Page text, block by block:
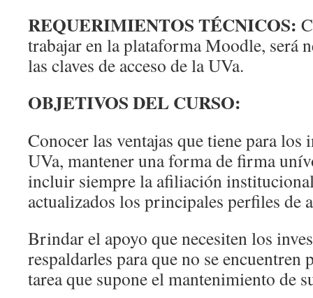
REQUERIMIENTOS TÉCNICOS:
trabajar en la plataforma Moodle, será
las claves de acceso de la UVa.
OBJETIVOS DEL CURSO:
Conocer las ventajas que tiene para los
UVa, mantener una forma de firma
incluir siempre la afiliación
actualizados los principales perfiles de
Brindar el apoyo que necesiten los
respaldarles para que no se encuentren
tarea que supone el mantenimiento de